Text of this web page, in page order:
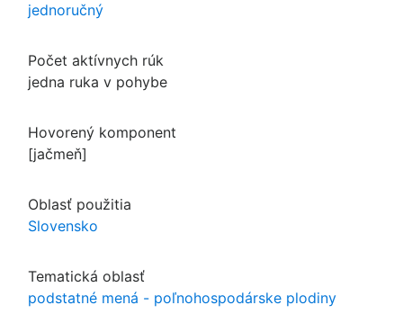
jednoručný
Počet aktívnych rúk
jedna ruka v pohybe
Hovorený komponent
[jačmeň]
Oblasť použitia
Slovensko
Tematická oblasť
podstatné mená - poľnohospodárske plodiny